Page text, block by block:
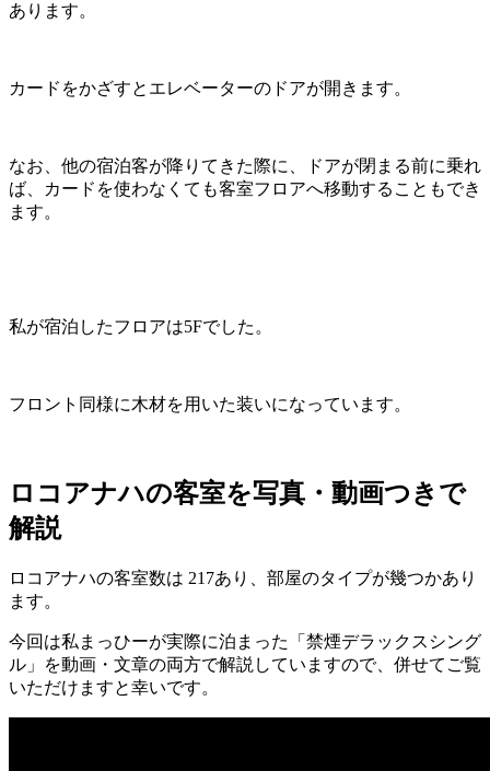
あります。
カードをかざすとエレベーターのドアが開きます。
なお、他の宿泊客が降りてきた際に、ドアが閉まる前に乗れ
ば、カードを使わなくても客室フロアへ移動することもでき
ます。
私が宿泊したフロアは5Fでした。
フロント同様に木材を用いた装いになっています。
ロコアナハの客室を写真・動画つきで
解説
ロコアナハの客室数は 217あり、部屋のタイプが幾つかあり
ます。
今回は私まっひーが実際に泊まった「禁煙デラックスシング
ル」を動画・文章の両方で解説していますので、併せてご覧
いただけますと幸いです。